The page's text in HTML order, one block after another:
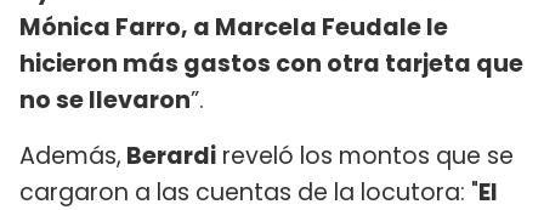
Mónica Farro, a Marcela Feudale le
hicieron más gastos con otra tarjeta que
no se llevaron”.
Además, Berardi reveló los montos que se
cargaron a las cuentas de la locutora: "El